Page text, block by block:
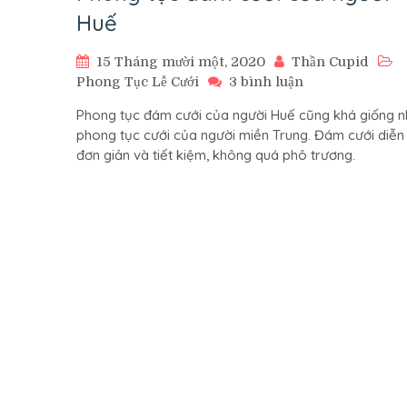
Huế
15 Tháng mười một, 2020
Thần Cupid
Phong Tục Lễ Cưới
3 bình luận
tục
đám
cưới
Phong tục đám cưới của người Huế cũng khá giống
phong tục cưới của người miền Trung. Đám cưới
đơn giản và tiết kiệm, không quá phô trương.